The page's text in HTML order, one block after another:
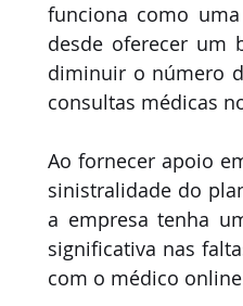
funciona como
desde oferecer um
diminuir o número
consultas médicas
Ao fornecer apoio
sinistralidade do
a empresa tenha
significativa nas
com o médico